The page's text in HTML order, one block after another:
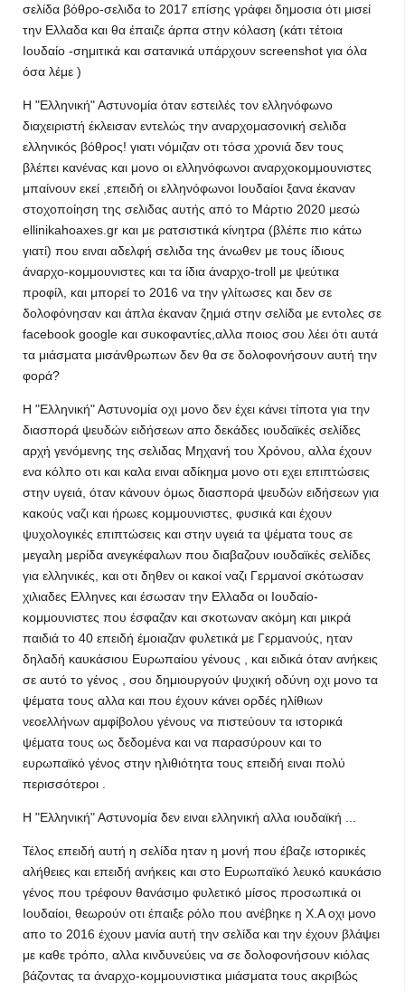
σελίδα βόθρο-σελιδα to 2017 επίσης γράφει δημοσια ότι μισεί
την Ελλαδα και θα έπαιζε άρπα στην κόλαση (κάτι τέτοια
Ιουδαίο -σημιτικά και σατανικά υπάρχουν screenshot για όλα
όσα λέμε )
Η "Ελληνική" Αστυνομία όταν εστειλές τον ελληνόφωνο
διαχειριστή έκλεισαν εντελώς την αναρχομασονική σελιδα
ελληνικός βόθρος! γιατι νόμιζαν οτι τόσα χρονιά δεν τους
βλέπει κανένας και μονο οι ελληνόφωνοι αναρχοκομμουνιστες
μπαίνουν εκεί ,επειδή οι ελληνόφωνοι Ιουδαίοι ξανα έκαναν
στοχοποίηση της σελιδας αυτής από το Μάρτιο 2020 μεσώ
ellinikahoaxes.gr και με ρατσιστικά κίνητρα (βλέπε πιο κάτω
γιατί) που ειναι αδελφή σελιδα της άνωθεν με τους ίδιους
άναρχο-κομμουνιστες και τα ίδια άναρχο-troll με ψεύτικα
προφίλ, και μπορεί το 2016 να την γλίτωσες και δεν σε
δολοφόνησαν και άπλα έκαναν ζημιά στην σελίδα με εντολες σε
facebook google και συκοφαντίες,αλλα ποιος σου λέει ότι αυτά
τα μιάσματα μισάνθρωπων δεν θα σε δολοφονήσουν αυτή την
φορά?
Η "Ελληνική" Αστυνομία οχι μονο δεν έχει κάνει τίποτα για την
διασπορά ψευδών ειδήσεων απο δεκάδες ιουδαϊκές σελίδες
αρχή γενόμενης της σελιδας Μηχανή του Χρόνου, αλλα έχουν
ενα κόλπο οτι και καλα ειναι αδίκημα μονο οτι εχει επιπτώσεις
στην υγειά, όταν κάνουν όμως διασπορά ψευδών ειδήσεων για
κακούς ναζι και ήρωες κομμουνιστες, φυσικά και έχουν
ψυχολογικές επιπτώσεις και στην υγειά τα ψέματα τους σε
μεγαλη μερίδα ανεγκέφαλων που διαβαζουν ιουδαϊκές σελίδες
για ελληνικές, και οτι δηθεν οι κακοί ναζι Γερμανοί σκότωσαν
χιλιαδες Ελληνες και έσωσαν την Ελλαδα οι Ιουδαίο-
κομμουνιστες που έσφαζαν και σκοτωναν ακόμη και μικρά
παιδιά το 40 επειδή έμοιαζαν φυλετικά με Γερμανούς, ηταν
δηλαδή καυκάσιου Ευρωπαίου γένους , και ειδικά όταν ανήκεις
σε αυτό το γένος , σου δημιουργούν ψυχική οδύνη οχι μονο τα
ψέματα τους αλλα και που έχουν κάνει ορδές ηλίθιων
νεοελλήνων αμφίβολου γένους να πιστεύουν τα ιστορικά
ψέματα τους ως δεδομένα και να παρασύρουν και το
ευρωπαϊκό γένος στην ηλιθιότητα τους επειδή ειναι πολύ
περισσότεροι .
Η "Ελληνική" Αστυνομία δεν ειναι ελληνική αλλα ιουδαϊκή ...
Τέλος επειδή αυτή η σελίδα ηταν η μονή που έβαζε ιστορικές
αλήθειες και επειδή ανήκεις και στο Ευρωπαϊκό λευκό καυκάσιο
γένος που τρέφουν θανάσιμο φυλετικό μίσος προσωπικά οι
Ιουδαίοι, θεωρούν οτι έπαιξε ρόλο που ανέβηκε η Χ.Α οχι μονο
απο το 2016 έχουν μανία αυτή την σελίδα και την έχουν βλάψει
με καθε τρόπο, αλλα κινδυνεύεις να σε δολοφονήσουν κιόλας
βάζοντας τα άναρχο-κομμουνιστικα μιάσματα τους ακριβώς